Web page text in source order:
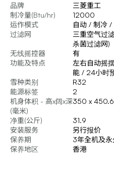
品牌
三菱重工
制冷量(Btu/hr)
12000
运作模式
自动 / 制冷
过滤网
三重空气过
杀菌过滤网)
无线摇控器
有
功能及特点
左右自动摇
能 / 24小时
雪种类别
R32
能源标签
2
机身体积 - 高x阔x深
(毫米)
350 x 450.6
净重(公斤)
31.9
安装服务
另行报价
保养期
3年全机及
保养地区
香港